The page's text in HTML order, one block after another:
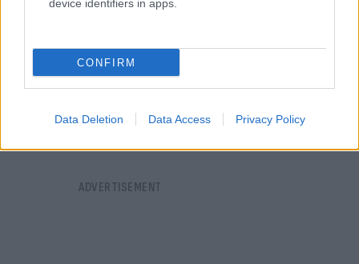
device identifiers in apps.
CONFIRM
Data Deletion Data Access Privacy Policy